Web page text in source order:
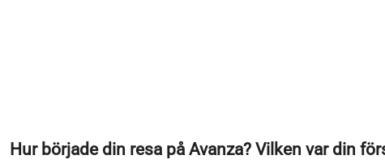
Hur började din resa på Avanza? Vilken var din